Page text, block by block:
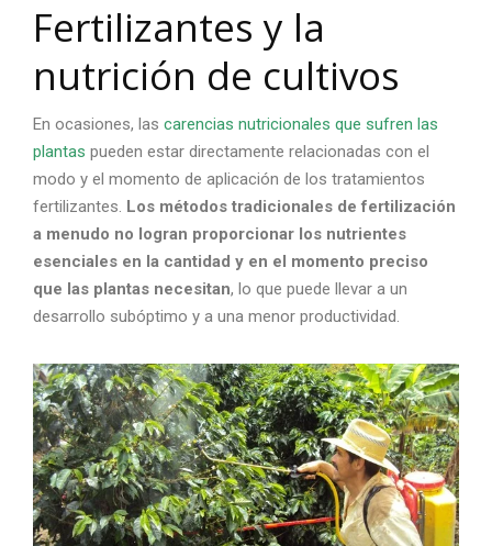
Fertilizantes y la
nutrición de cultivos
En ocasiones, las carencias nutricionales que sufren las
plantas pueden estar directamente relacionadas con el
modo y el momento de aplicación de los tratamientos
fertilizantes. Los métodos tradicionales de fertilización
a menudo no logran proporcionar los nutrientes
esenciales en la cantidad y en el momento preciso
que las plantas necesitan, lo que puede llevar a un
desarrollo subóptimo y a una menor productividad.